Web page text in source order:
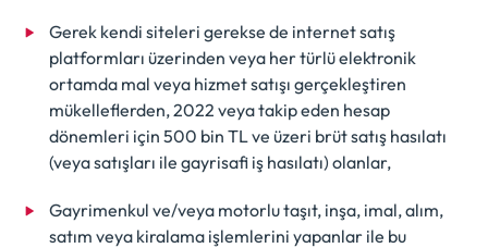
Gerek kendi siteleri gerekse de internet satış
platformları üzerinden veya her türlü elektronik
ortamda mal veya hizmet satışı gerçekleştiren
mükelleflerden, 2022 veya takip eden hesap
dönemleri için 500 bin TL ve üzeri brüt satış hasılatı
(veya satışları ile gayrisafi iş hasılatı) olanlar,
Gayrimenkul ve/veya motorlu taşıt, inşa, imal, alım,
satım veya kiralama işlemlerini yapanlar ile bu